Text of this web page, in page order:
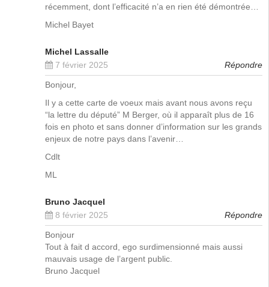
récemment, dont l’efficacité n’a en rien été démontrée…
Michel Bayet
Michel Lassalle
7 février 2025
Répondre
Bonjour,
Il y a cette carte de voeux mais avant nous avons reçu
“la lettre du député” M Berger, où il apparaît plus de 16
fois en photo et sans donner d’information sur les grands
enjeux de notre pays dans l’avenir…
Cdlt
ML
Bruno Jacquel
8 février 2025
Répondre
Bonjour
Tout à fait d accord, ego surdimensionné mais aussi
mauvais usage de l’argent public.
Bruno Jacquel